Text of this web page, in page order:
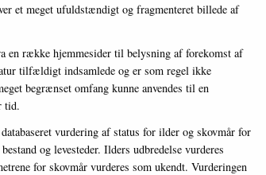
et meget ufuldstændigt og fragmenteret billede af
en række hjemmesider til belysning af forekomst af
tilfældigt indsamlede og er som regel ikke
begrænset omfang kunne anvendes til en
tid.
vurdering af status for ilder og skovmår for
og levesteder. Ilders udbredelse vurderes
for skovmår vurderes som ukendt. Vurderingen